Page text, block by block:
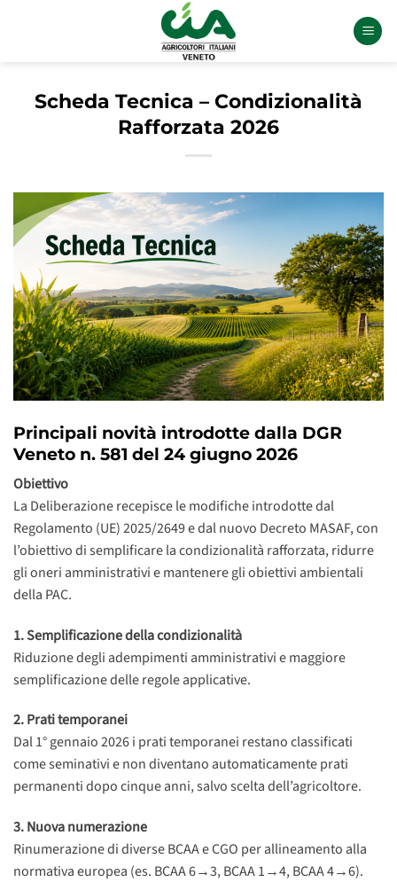
Scheda Tecnica – Condizionalità
Rafforzata 2026
Principali novità introdotte dalla DGR
Veneto n. 581 del 24 giugno 2026
Obiettivo
La Deliberazione recepisce le modifiche introdotte dal
Regolamento (UE) 2025/2649 e dal nuovo Decreto MASAF, con
l’obiettivo di semplificare la condizionalità rafforzata, ridurre
gli oneri amministrativi e mantenere gli obiettivi ambientali
della PAC.
1. Semplificazione della condizionalità
Riduzione degli adempimenti amministrativi e maggiore
semplificazione delle regole applicative.
2. Prati temporanei
Dal 1° gennaio 2026 i prati temporanei restano classificati
come seminativi e non diventano automaticamente prati
permanenti dopo cinque anni, salvo scelta dell’agricoltore.
3. Nuova numerazione
Rinumerazione di diverse BCAA e CGO per allineamento alla
normativa europea (es. BCAA 6→3, BCAA 1→4, BCAA 4→6).